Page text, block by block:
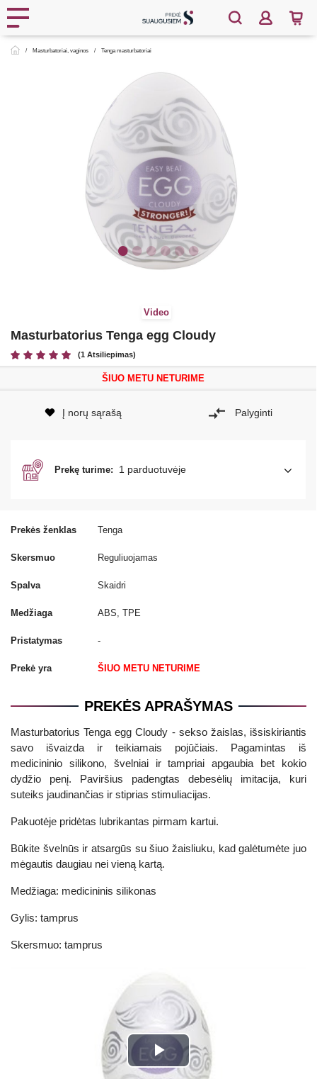
Masturbatoriai, vaginos Tenga masturbatoriai
Video
Masturbatorius Tenga egg Cloudy
(1 Atsiliepimas)
Prekės ženklas Tenga
Skersmuo Reguliuojamas
Spalva Skaidri
Medžiaga ABS, TPE
Pristatymas -
Prekė yra ŠIUO METU NETURIME
ŠIUO METU NETURIME
Į norų sąrašą Palyginti
Prekę turime: 1 parduotuvėje
PREKĖS APRAŠYMAS
Masturbatorius Tenga egg Cloudy - sekso žaislas, išsiskiriantis
savo išvaizda ir teikiamais pojūčiais. Pagamintas iš
medicininio silikono, švelniai ir tampriai apgaubia bet kokio
dydžio penį. Paviršius padengtas debesėlių imitacija, kuri
suteiks jaudinančias ir stiprias stimuliacijas.
Pakuotėje pridėtas lubrikantas pirmam kartui.
Būkite švelnūs ir atsargūs su šiuo žaisliuku, kad galėtumėte juo
mėgautis daugiau nei vieną kartą.
Medžiaga: medicininis silikonas
Gylis: tamprus
Skersmuo: tamprus
Play